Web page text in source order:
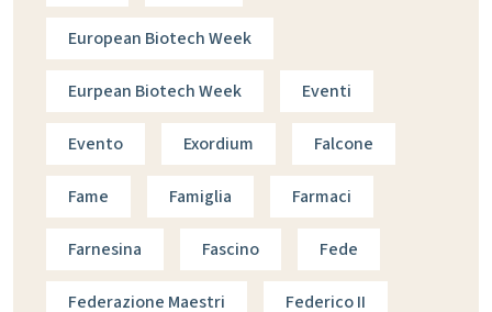
European Biotech Week
Eurpean Biotech Week Eventi
Evento Exordium Falcone
Fame Famiglia Farmaci
Farnesina Fascino Fede
Federazione Maestri Federico II